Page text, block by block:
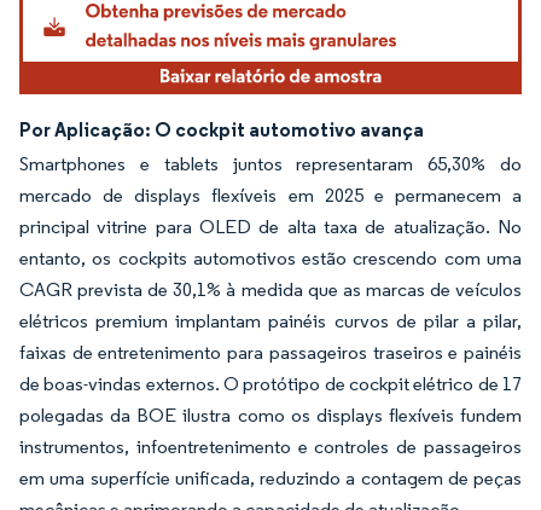
Por Aplicação: O cockpit automotivo avança
Smartphones e tablets juntos representaram 65,30% do
mercado de displays flexíveis em 2025 e permanecem a
principal vitrine para OLED de alta taxa de atualização. No
entanto, os cockpits automotivos estão crescendo com uma
CAGR prevista de 30,1% à medida que as marcas de veículos
elétricos premium implantam painéis curvos de pilar a pilar,
faixas de entretenimento para passageiros traseiros e painéis
de boas-vindas externos. O protótipo de cockpit elétrico de 17
polegadas da BOE ilustra como os displays flexíveis fundem
instrumentos, infoentretenimento e controles de passageiros
em uma superfície unificada, reduzindo a contagem de peças